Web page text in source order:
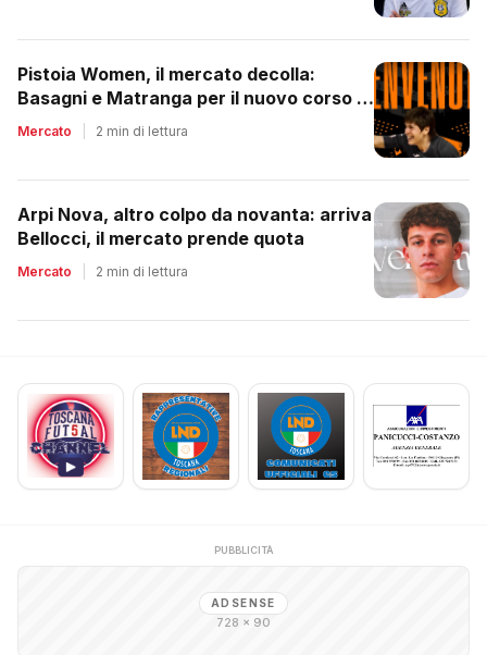
Pistoia Women, il mercato decolla:
Basagni e Matranga per il nuovo corso di
Nico Lami
Mercato 2 min di lettura
Arpi Nova, altro colpo da novanta: arriva
Bellocci, il mercato prende quota
Mercato 2 min di lettura
PUBBLICITÀ
ADSENSE
728 × 90